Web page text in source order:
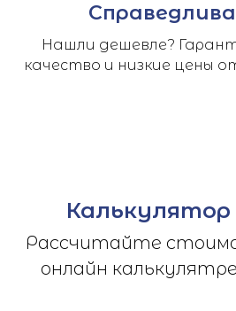
Нашли дешевле?
качество и низкие цены
Рассчитайте
онлайн